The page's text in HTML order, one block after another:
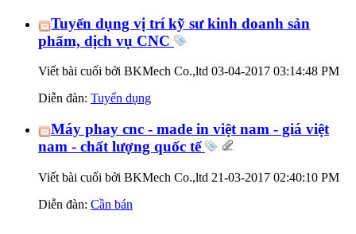
Tuyển dụng vị trí kỹ sư kinh doanh sản
phẩm, dịch vụ CNC
Viết bài cuối bởi BKMech Co.,ltd 03-04-2017 03:14:48 PM
Diễn đàn: Tuyển dụng
Máy phay cnc - made in việt nam - giá việt
nam - chất lượng quốc tế
Viết bài cuối bởi BKMech Co.,ltd 21-03-2017 02:40:10 PM
Diễn đàn: Cần bán